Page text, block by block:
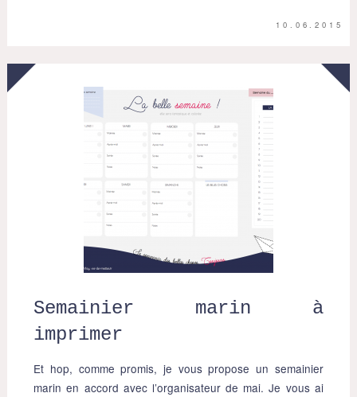
10.06.2015
Semainier marin à
imprimer
Et hop, comme promis, je vous propose un semainier
marin en accord avec l’organisateur de mai. Je vous ai